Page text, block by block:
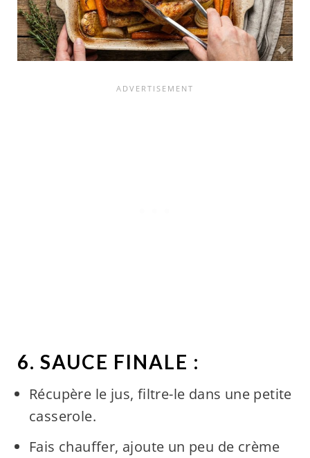
6. SAUCE FINALE :
Récupère le jus, filtre-le dans une petite
casserole.
Fais chauffer, ajoute un peu de crème